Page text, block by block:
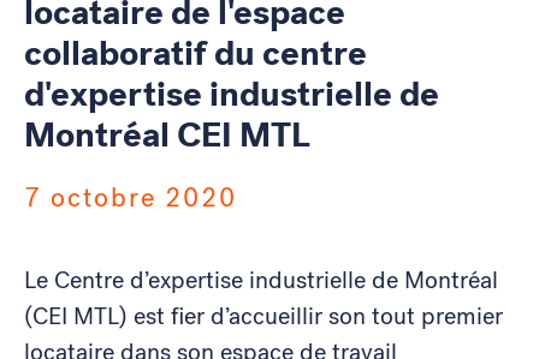
locataire de l'espace
collaboratif du centre
d'expertise industrielle de
Montréal CEI MTL
7 octobre 2020
Le Centre d’expertise industrielle de Montréal
(CEI MTL) est fier d’accueillir son tout premier